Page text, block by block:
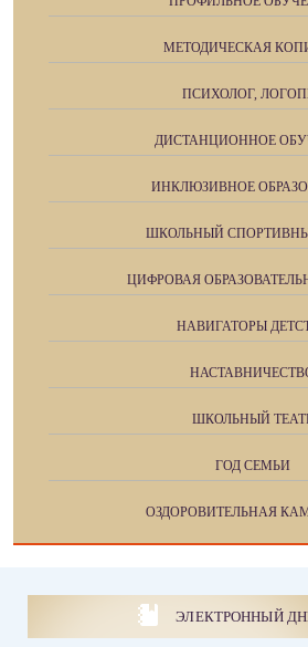
МЕТОДИЧЕСКАЯ
ПСИХОЛОГ,
ДИСТАНЦИОННОЕ
ИНКЛЮЗИВНОЕ
ШКОЛЬНЫЙ
ЦИФРОВАЯ
НАВИГАТОРЫ
ШКОЛЬНЫЙ
ГОД СЕМЬИ
ОЗДОРОВИТЕЛЬНАЯ
ЭЛЕКТРОННЫЙ